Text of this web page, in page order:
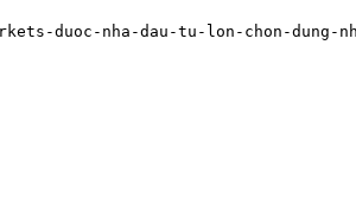
duoc-nha-dau-tu-lon-chon-dung-